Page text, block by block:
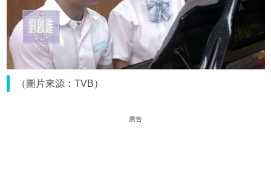
（圖片來源：TVB）
廣告